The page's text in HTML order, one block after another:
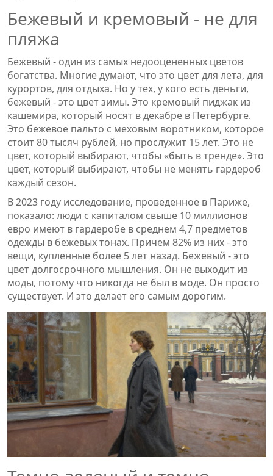
Бежевый и кремовый - не для
пляжа
Бежевый - один из самых недооцененных цветов
богатства. Многие думают, что это цвет для лета, для
курортов, для отдыха. Но у тех, у кого есть деньги,
бежевый - это цвет зимы. Это кремовый пиджак из
кашемира, который носят в декабре в Петербурге.
Это бежевое пальто с меховым воротником, которое
стоит 80 тысяч рублей, но прослужит 15 лет. Это не
цвет, который выбирают, чтобы «быть в тренде». Это
цвет, который выбирают, чтобы не менять гардероб
каждый сезон.
В 2023 году исследование, проведенное в Париже,
показало: люди с капиталом свыше 10 миллионов
евро имеют в гардеробе в среднем 4,7 предметов
одежды в бежевых тонах. Причем 82% из них - это
вещи, купленные более 5 лет назад. Бежевый - это
цвет долгосрочного мышления. Он не выходит из
моды, потому что никогда не был в моде. Он просто
существует. И это делает его самым дорогим.